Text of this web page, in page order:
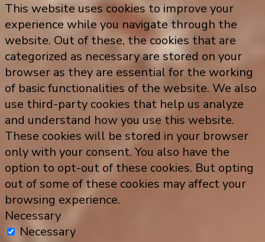
This website uses cookies to improve your
experience while you navigate through the
website. Out of these, the cookies that are
categorized as necessary are stored on your
browser as they are essential for the working
of basic functionalities of the website. We also
use third-party cookies that help us analyze
and understand how you use this website.
These cookies will be stored in your browser
only with your consent. You also have the
option to opt-out of these cookies. But opting
out of some of these cookies may affect your
browsing experience.
Necessary
Necessary